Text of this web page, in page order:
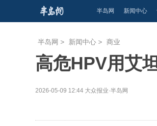
半岛网 新闻中心
半岛网 > 新闻中心 > 商业
高危HPV用艾
2026-05-09 12:44 大众报业·半岛网